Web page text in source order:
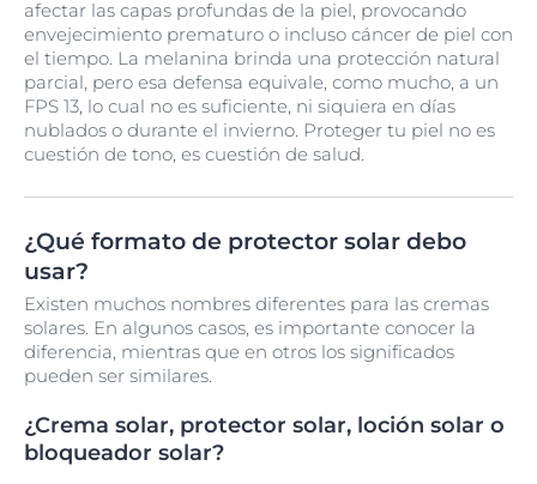
afectar las capas profundas de la piel, provocando
envejecimiento prematuro o incluso cáncer de piel con
el tiempo. La melanina brinda una protección natural
parcial, pero esa defensa equivale, como mucho, a un
FPS 13, lo cual no es suficiente, ni siquiera en días
nublados o durante el invierno. Proteger tu piel no es
cuestión de tono, es cuestión de salud.
¿Qué formato de protector solar debo
usar?
Existen muchos nombres diferentes para las cremas
solares. En algunos casos, es importante conocer la
diferencia, mientras que en otros los significados
pueden ser similares.
¿Crema solar, protector solar, loción solar o
bloqueador solar?